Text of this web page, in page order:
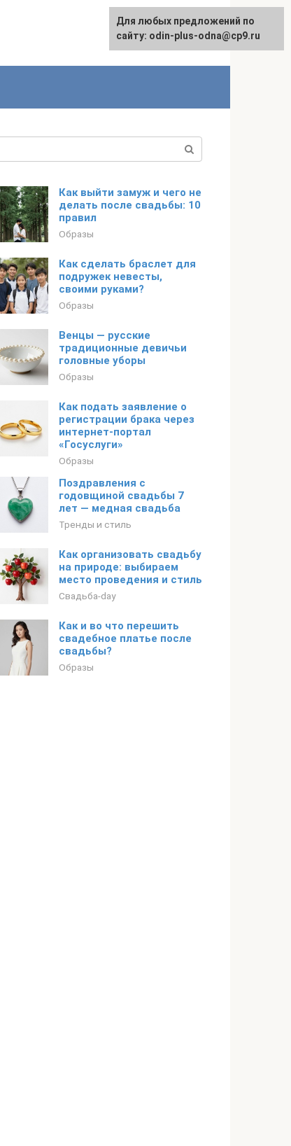
Как выйти замуж и чего не
делать после свадьбы: 10
правил
Образы
Как сделать браслет для
подружек невесты,
своими руками?
Образы
Венцы — русские
традиционные девичьи
головные уборы
Образы
Как подать заявление о
регистрации брака через
интернет-портал
«Госуслуги»
Образы
Поздравления с
годовщиной свадьбы 7
лет — медная свадьба
Тренды и стиль
Как организовать свадьбу
на природе: выбираем
место проведения и стиль
Свадьба-day
Как и во что перешить
свадебное платье после
свадьбы?
Образы
Для любых предложений по
сайту: odin-plus-odna@cp9.ru